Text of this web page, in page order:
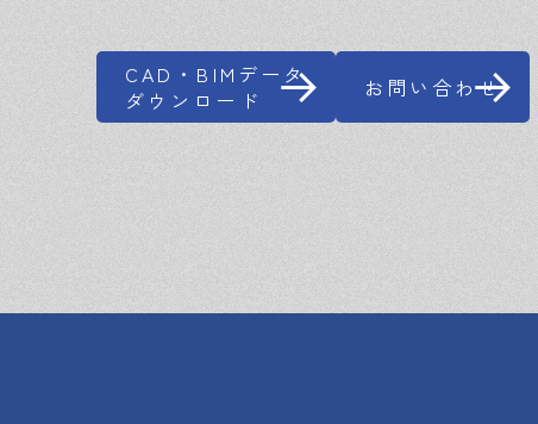
CAD・BIMデータ
ダウンロード
お問い合わせ